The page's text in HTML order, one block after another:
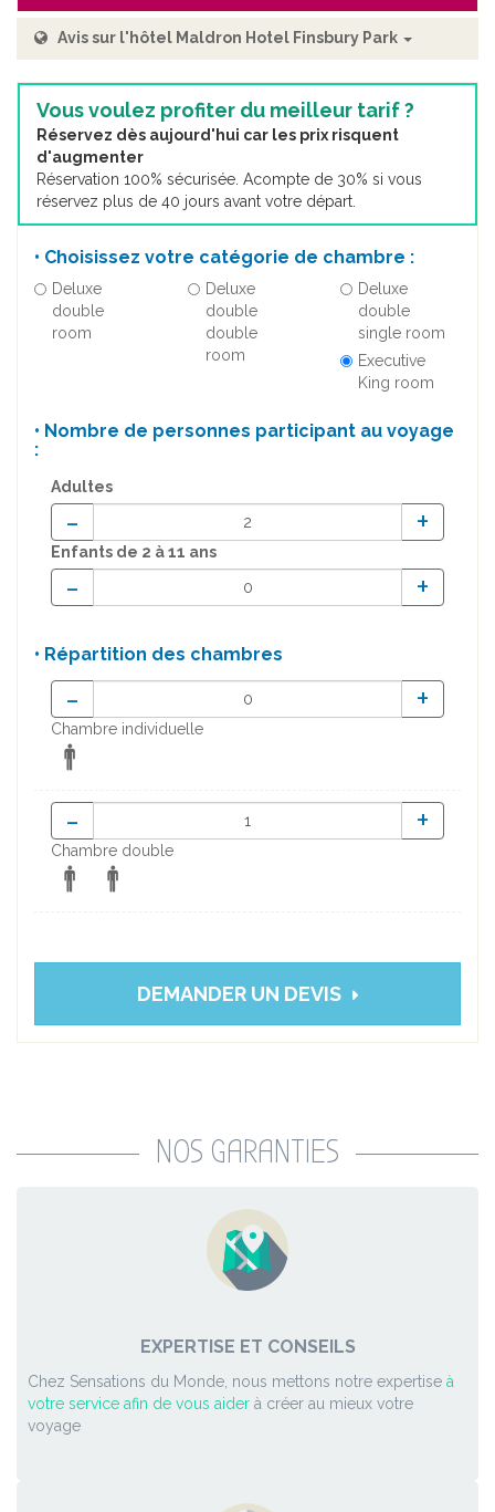
Avis sur l'hôtel Maldron Hotel Finsbury Park
Vous voulez profiter du meilleur tarif ?
Réservez dès aujourd'hui car les prix risquent
d'augmenter
Réservation 100% sécurisée. Acompte de 30% si vous
réservez plus de 40 jours avant votre départ.
• Choisissez votre catégorie de chambre :
Deluxe
double
room
Deluxe
double
double
room
Deluxe
double
single room
Executive
King room
• Nombre de personnes participant au voyage
:
Adultes
- +
Enfants de 2 à 11 ans
- +
• Répartition des chambres
- +
Chambre individuelle
- +
Chambre double
DEMANDER UN DEVIS
NOS GARANTIES
EXPERTISE ET CONSEILS
Chez Sensations du Monde, nous mettons notre expertise à
votre service afin de vous aider à créer au mieux votre
voyage